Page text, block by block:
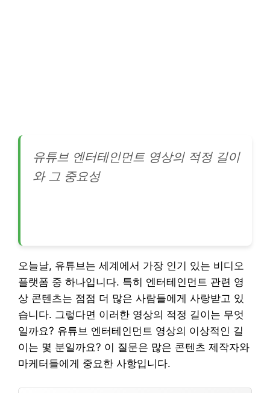
유튜브 엔터테인먼트 영상의 적정 길이
와 그 중요성
오늘날, 유튜브는 세계에서 가장 인기 있는 비디오
플랫폼 중 하나입니다. 특히 엔터테인먼트 관련 영
상 콘텐츠는 점점 더 많은 사람들에게 사랑받고 있
습니다. 그렇다면 이러한 영상의 적정 길이는 무엇
일까요? 유튜브 엔터테인먼트 영상의 이상적인 길
이는 몇 분일까요? 이 질문은 많은 콘텐츠 제작자와
마케터들에게 중요한 사항입니다.